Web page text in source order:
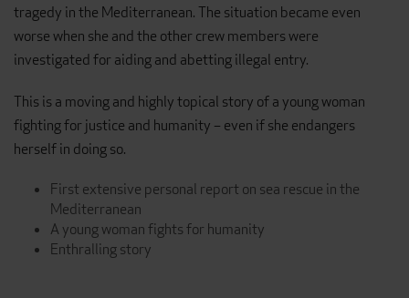
tragedy in the Mediterranean. The situation became even
worse when she and the other crew members were
investigated for aiding and abetting illegal entry.
This is a moving and highly topical story of a young woman
fighting for justice and humanity – even if she endangers
herself in doing so.
First extensive personal report on sea rescue in the
Mediterranean
A young woman fights for humanity
Enthralling story